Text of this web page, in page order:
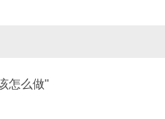
怎么做"